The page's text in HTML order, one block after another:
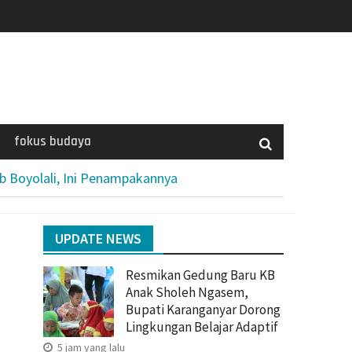
fokus budaya
Boyolali, Ini Penampakannya
UPDATE NEWS
Resmikan Gedung Baru KB
Anak Sholeh Ngasem,
Bupati Karanganyar Dorong
Lingkungan Belajar Adaptif
5 jam yang lalu